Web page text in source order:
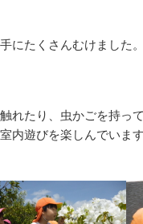
にたくさんむけました。
れたり、虫かごを持っ
内遊びを楽しんでいます